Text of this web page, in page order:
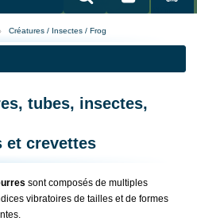
MON
Créatures / Insectes / Frog
tubes, insectes,
et crevettes
sont composés de multiples
vibratoires de tailles et de formes